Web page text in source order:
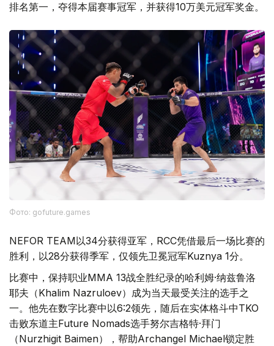
排名第一，夺得本届赛事冠军，并获得10万美元冠军奖金。
Фото: gofuture.games
NEFOR TEAM以34分获得亚军，RCC凭借最后一场比赛的
胜利，以28分获得季军，仅领先卫冕冠军Kuznya 1分。
比赛中，保持职业MMA 13战全胜纪录的哈利姆·纳兹鲁洛
耶夫（Khalim Nazruloev）成为当天最受关注的选手之
一。他先在数字比赛中以6:2领先，随后在实体格斗中TKO
击败东道主Future Nomads选手努尔吉格特·拜门
（Nurzhigit Baimen），帮助Archangel Michael锁定胜